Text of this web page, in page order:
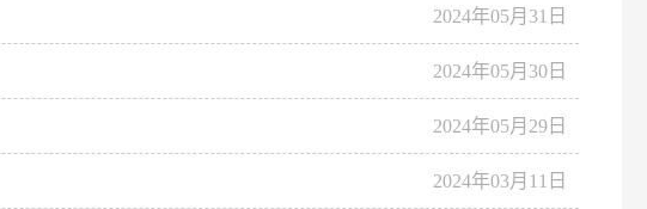
2024年05月31日
2024年05月30日
2024年05月29日
2024年03月11日